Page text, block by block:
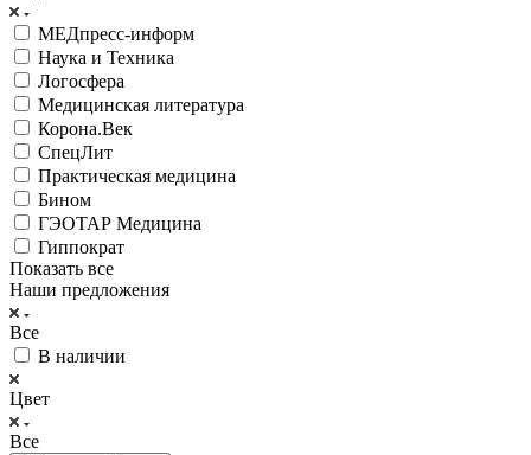
МЕДпресс-информ
Наука и Техника
Логосфера
Медицинская литература
Корона.Век
СпецЛит
Практическая медицина
Бином
ГЭОТАР Медицина
Гиппократ
Показать все
Наши предложения
Все
В наличии
Цвет
Все